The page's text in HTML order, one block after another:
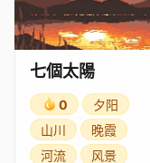
七個太陽
0
夕阳
山川
晚霞
河流
风景